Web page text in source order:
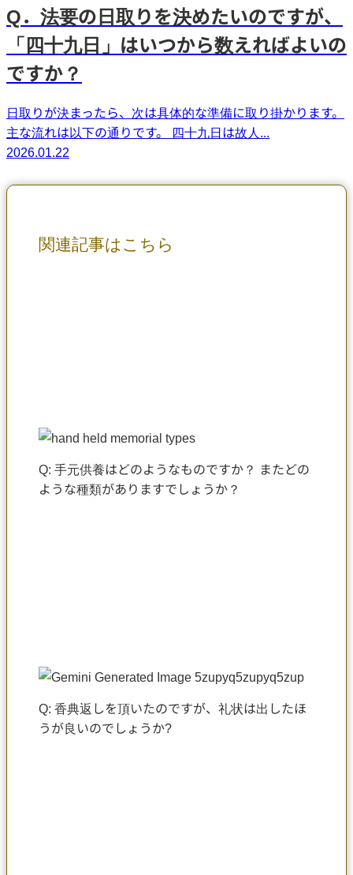
Q．法要の日取りを決めたいのですが、
「四十九日」はいつから数えればよいの
ですか？
日取りが決まったら、次は具体的な準備に取り掛かります。
主な流れは以下の通りです。 四十九日は故人...
2026.01.22
関連記事はこちら
Q: 手元供養はどのようなものですか？ またどの
ような種類がありますでしょうか？
Q: 香典返しを頂いたのですが、礼状は出したほ
うが良いのでしょうか?